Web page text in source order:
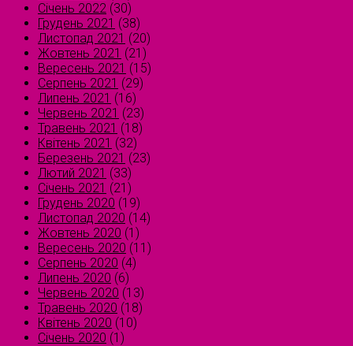
Січень 2022 (30)
Грудень 2021 (38)
Листопад 2021 (20)
Жовтень 2021 (21)
Вересень 2021 (15)
Серпень 2021 (29)
Липень 2021 (16)
Червень 2021 (23)
Травень 2021 (18)
Квітень 2021 (32)
Березень 2021 (23)
Лютий 2021 (33)
Січень 2021 (21)
Грудень 2020 (19)
Листопад 2020 (14)
Жовтень 2020 (1)
Вересень 2020 (11)
Серпень 2020 (4)
Липень 2020 (6)
Червень 2020 (13)
Травень 2020 (18)
Квітень 2020 (10)
Січень 2020 (1)